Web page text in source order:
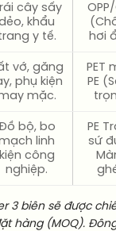
cây sấy
khẩu
y tế.
OPP/
hơi
vớ, găng
phụ kiện
mặc.
PET
PE
Đồ bộ, bo
linh
kiện công
nghiệp.
PE
sứ
3 biên sẽ được
hàng (MOQ).